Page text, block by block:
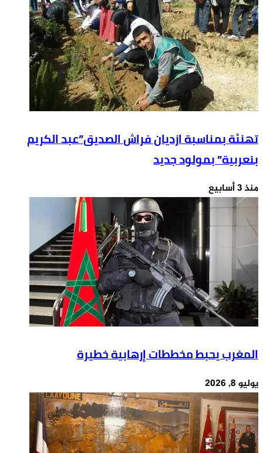
الحل
الوحيد
لنزاع
الصحراء
تهنئة بمناسبة ازديان فراش الصديق”عبد الكريم
بنعربية” بمولود جديد
منذ 3 أسابيع
المغرب يحبط مخططات إرهابية خطيرة
يوليو 8, 2026